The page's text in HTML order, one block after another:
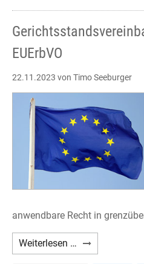
EUErbVO
22.11.2023 von Timo Seeburger
anwendbare Recht in
Weiterlesen …
nach